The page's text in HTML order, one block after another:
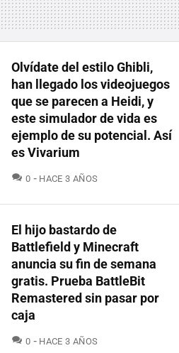
Olvídate del estilo Ghibli,
han llegado los videojuegos
que se parecen a Heidi, y
este simulador de vida es
ejemplo de su potencial. Así
es Vivarium
0 COMENTARIOS
HACE 3 AÑOS
El hijo bastardo de
Battlefield y Minecraft
anuncia su fin de semana
gratis. Prueba BattleBit
Remastered sin pasar por
caja
0 COMENTARIOS
HACE 3 AÑOS